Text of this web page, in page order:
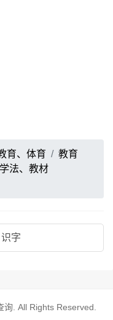
育、体育
教育
法、教材
字
询 . All Rights Reserved.